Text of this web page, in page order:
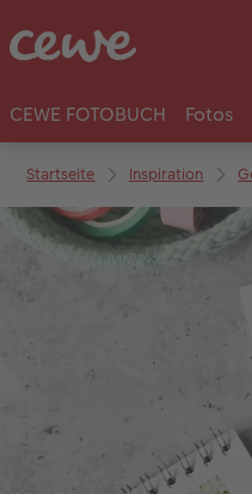
CEWE FOTOBUCH Fotos
Startseite Inspiration